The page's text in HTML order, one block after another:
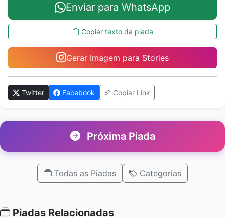
Enviar para WhatsApp
Copiar texto da piada
Gerar Imagem para Stories
Twitter Facebook Copiar Link
Próxima Piada
Todas as Piadas Categorias
Piadas Relacionadas